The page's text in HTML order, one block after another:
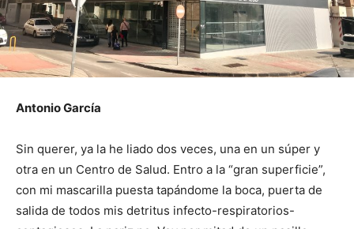
Antonio García
Sin querer, ya la he liado dos veces, una en un súper y
otra en un Centro de Salud. Entro a la “gran superficie”,
con mi mascarilla puesta tapándome la boca, puerta de
salida de todos mis detritus infecto-respiratorios-